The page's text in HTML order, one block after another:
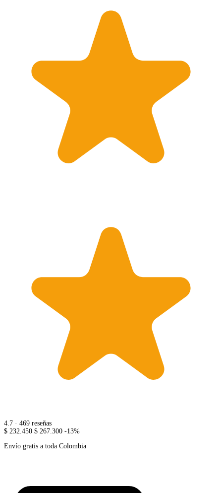
4.7 · 469 reseñas
$ 232.450 $ 267.300 -13%
Envío gratis a toda Colombia